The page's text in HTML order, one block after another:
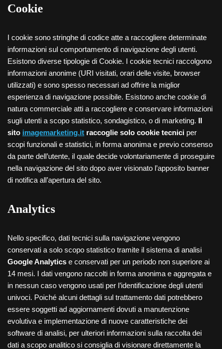
Cookie
I cookie sono stringhe di codice atte a raccogliere determinate
informazioni sul comportamento di navigazione degli utenti.
Esistono diverse tipologie di Cookie. I cookie tecnici raccolgono
informazioni anonime (URI visitati, orari delle visite, browser
utilizzati) e sono spesso necessari ad offrire la miglior
esperienza di navigazione possibile. Esistono anche cookie di
natura commerciale atti a raccogliere e conservare informazioni
sugli utenti a scopo statistico, sondagistico, o di marketing. Il
sito imagemarketing.it raccoglie solo cookie tecnici per
scopi funzionali e statistici, in forma anonima e previo consenso
da parte dell’utente, il quale decide volontariamente di proseguire
nella navigazione del sito dopo aver visionato l’apposito banner
di notifica all’apertura del sito.
Analytics
Nello specifico, dati tecnici sulla navigazione vengono
conservati a solo scopo statistico tramite il sistema di analisi
Google Analytics e conservati per un periodo non superiore ai
14 mesi. I dati vengono raccolti in forma anonima e aggregata e
in nessun caso vengono usati per l’identificazione degli utenti
univoci. Poiché alcuni dettagli sul trattamento dati potrebbero
essere soggetti ad aggiornamenti dovuti a manutenzione
evolutiva e implementazione di nuove caratteristiche dei
software di analisi, per ulteriori informazioni sulla raccolta dei
dati a scopo analitico si consiglia di visionare direttamente la